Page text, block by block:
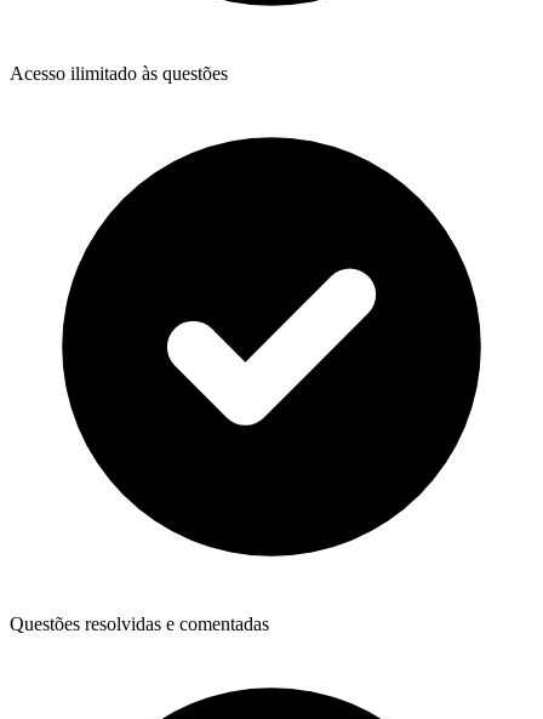
Acesso ilimitado às questões
Questões resolvidas e comentadas